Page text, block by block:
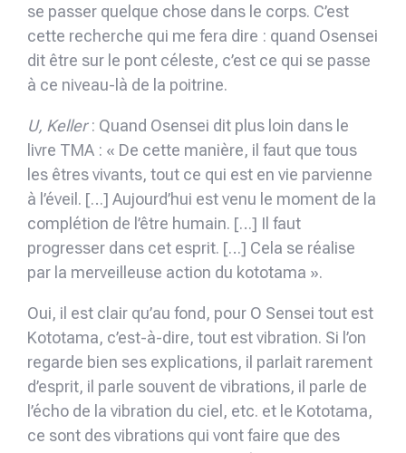
se passer quelque chose dans le corps. C’est
cette recherche qui me fera dire : quand Osensei
dit être sur le pont céleste, c’est ce qui se passe
à ce niveau-là de la poitrine.
U, Keller: Quand Osensei dit plus loin dans le
livre TMA : « De cette manière, il faut que tous
les êtres vivants, tout ce qui est en vie parvienne
à l’éveil. […] Aujourd’hui est venu le moment de la
complétion de l’être humain. […] Il faut
progresser dans cet esprit. […] Cela se réalise
par la merveilleuse action du kototama ».
Oui, il est clair qu’au fond, pour O Sensei tout est
Kototama, c’est-à-dire, tout est vibration. Si l’on
regarde bien ses explications, il parlait rarement
d’esprit, il parle souvent de vibrations, il parle de
l’écho de la vibration du ciel, etc. et le Kototama,
ce sont des vibrations qui vont faire que des